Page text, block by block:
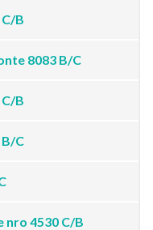
B
8083 B/C
B
C
nro 4530 C/B